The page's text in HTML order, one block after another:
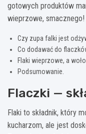
gotowych produktów
wieprzowe, smacznego!
Czy zupa falki jest
Co dodawać do
Flaki wieprzowe, a
Podsumowanie.
Flaczki —
Flaki to składnik, który
kucharzom, ale jest